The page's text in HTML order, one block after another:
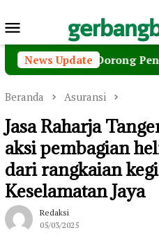
ke
Menu
Mobile
News Update
Dorong
Beranda Asuransi
Jasa Raharja
aksi pembagian
dari rangkaian
Keselamatan Jaya
Redaksi
05/03/2025